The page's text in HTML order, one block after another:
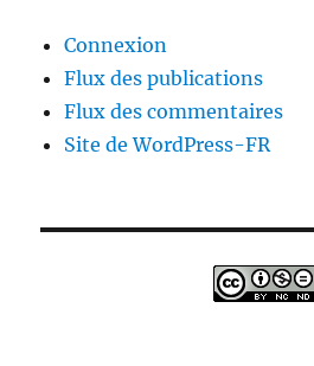
Connexion
Flux des publications
Flux des commentaires
Site de WordPress-FR